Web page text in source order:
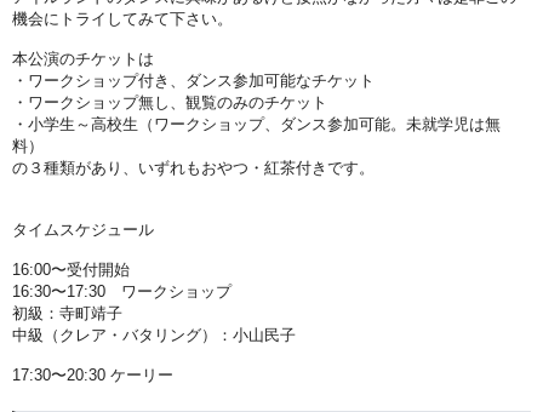
機会にトライしてみて下さい。
本公演のチケットは
・ワークショップ付き、ダンス参加可能なチケット
・ワークショップ無し、観覧のみのチケット
・小学生～高校生（ワークショップ、ダンス参加可能。未就学児は無
料）
の３種類があり、いずれもおやつ・紅茶付きです。
タイムスケジュール
16:00〜受付開始
16:30〜17:30 ワークショップ
初級：寺町靖子
中級（クレア・バタリング）：小山民子
17:30〜20:30 ケーリー